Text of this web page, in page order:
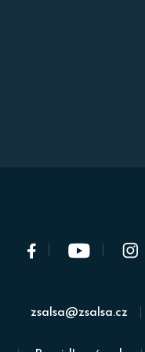
zsalsa@zsalsa.cz